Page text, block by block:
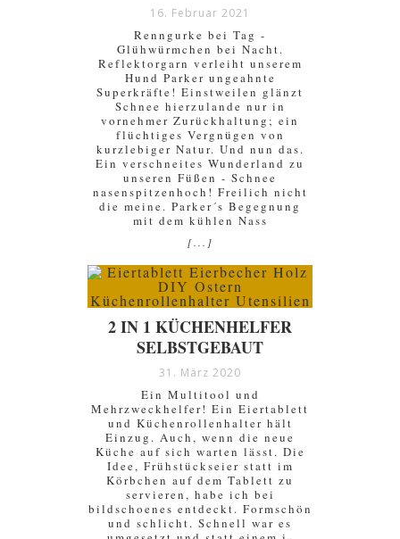
16. Februar 2021
Renngurke bei Tag -
Glühwürmchen bei Nacht.
Reflektorgarn verleiht unserem
Hund Parker ungeahnte
Superkräfte! Einstweilen glänzt
Schnee hierzulande nur in
vornehmer Zurückhaltung; ein
flüchtiges Vergnügen von
kurzlebiger Natur. Und nun das.
Ein verschneites Wunderland zu
unseren Füßen - Schnee
nasenspitzenhoch! Freilich nicht
die meine. Parker´s Begegnung
mit dem kühlen Nass
[...]
2 IN 1 KÜCHENHELFER
SELBSTGEBAUT
31. März 2020
Ein Multitool und
Mehrzweckhelfer! Ein Eiertablett
und Küchenrollenhalter hält
Einzug. Auch, wenn die neue
Küche auf sich warten lässt. Die
Idee, Frühstückseier statt im
Körbchen auf dem Tablett zu
servieren, habe ich bei
bildschoenes entdeckt. Formschön
und schlicht. Schnell war es